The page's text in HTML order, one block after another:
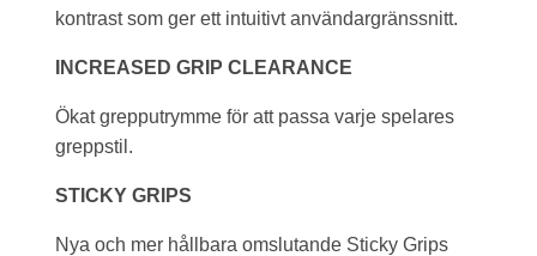
kontrast som ger ett intuitivt användargränssnitt.
INCREASED GRIP CLEARANCE
Ökat grepputrymme för att passa varje spelares
greppstil.
STICKY GRIPS
Nya och mer hållbara omslutande Sticky Grips